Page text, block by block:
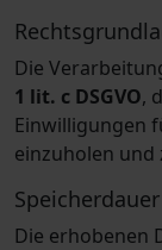
Die
1 lit. c DSGVO,
Einwilligungen
einzuholen
Speicherdauer
Die erhobenen